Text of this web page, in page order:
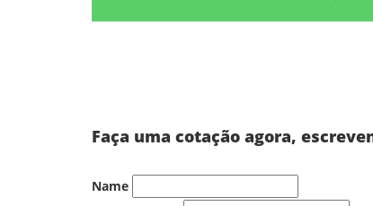
Faça uma cotação agora,
Name